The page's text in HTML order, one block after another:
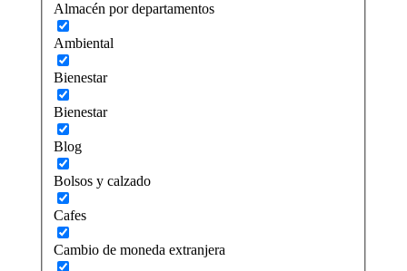
Almacén por departamentos
Ambiental
Bienestar
Bienestar
Blog
Bolsos y calzado
Cafes
Cambio de moneda extranjera